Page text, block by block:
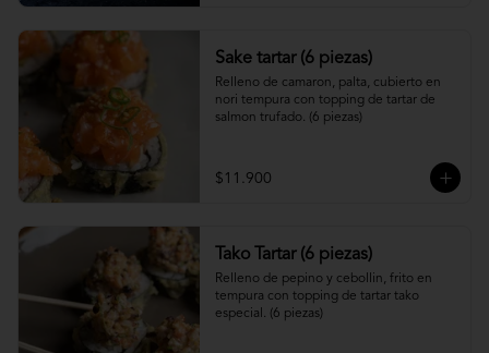
Sake tartar (6 piezas)
Relleno de camaron, palta, cubierto en
nori tempura con topping de tartar de
salmon trufado. (6 piezas)
$11.900
Tako Tartar (6 piezas)
Relleno de pepino y cebollin, frito en
tempura con topping de tartar tako
especial. (6 piezas)